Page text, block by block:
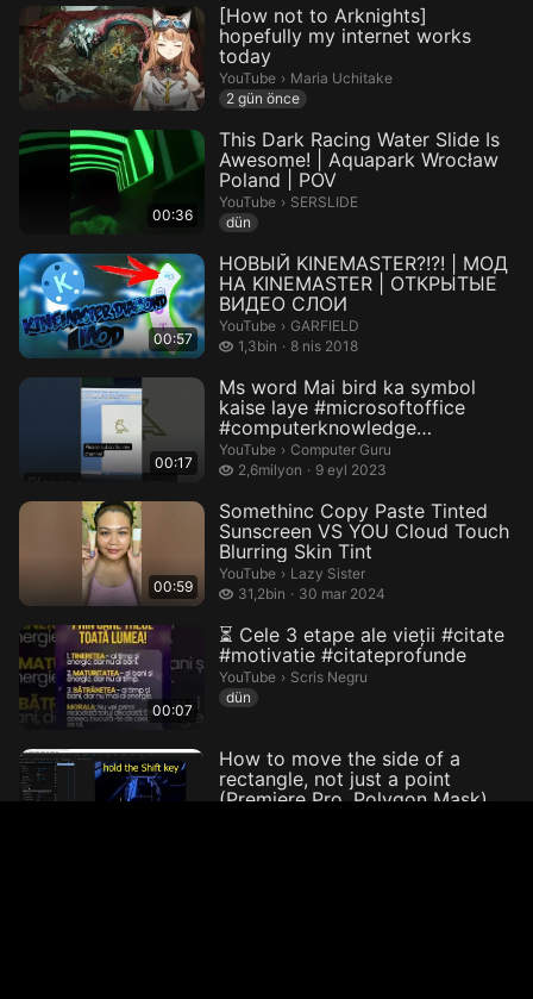
[How not to Arknights]
hopefully my internet works
today
YouTube › Maria Uchitake.
Maria Uchitake
2 gün önce
00:36
This Dark Racing Water Slide Is
Awesome! | Aquapark Wrocław
Poland | POV
YouTube › SERSLIDE.
SERSLIDE
dün
00:57
НОВЫЙ KINEMASTER?!?! | МОД
НА KINEMASTER | ОТКРЫТЫЕ
ВИДЕО СЛОИ
YouTube › GARFIELD.
GARFIELD
1,3bin
1,3 bin izleme8 nis 2018
00:17
Ms word Mai bird ka symbol
kaise laye #microsoftoffice
#computerknowledge
#youtubesh...
YouTube › Computer Guru.
Computer Guru
2,6milyon
2,6 milyon izleme9 eyl 2023
00:59
Somethinc Copy Paste Tinted
Sunscreen VS YOU Cloud Touch
Blurring Skin Tint
YouTube › Lazy Sister.
Lazy Sister
31,2bin
31,2 bin izleme30 mar 2024
00:07
⏳ Cele 3 etape ale vieții #citate
#motivatie #citateprofunde
YouTube › Scris Negru.
Scris Negru
dün
How to move the side of a
rectangle, not just a point
(Premiere Pro, Polygon Mask)